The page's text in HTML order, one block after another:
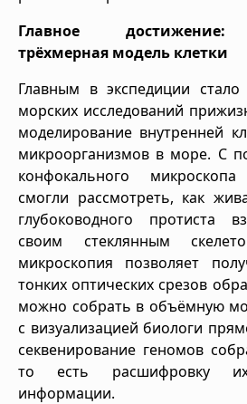
Главное достижение:
трёхмерная модель клетки
Главным в экспедиции
морских исследований
моделирование внутренней
микроорганизмов в море. С
конфокального
смогли рассмотреть, как
глубоководного протиста
своим стеклянным
микроскопия позволяет
тонких оптических срезов
можно собрать в объёмную
с визуализацией биологи
секвенирование геномов
то есть расшифровку их
информации.